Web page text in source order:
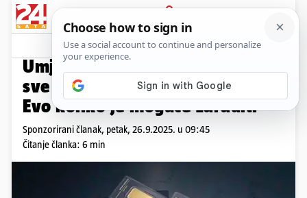
PRIJAVA
Promo sadržaj
Umjesto u nekretnine, Hrvati
sve češće investiraju u zlato.
Evo koliko je moguće zaraditi
Sponzorirani članak, petak, 26.9.2025. u 09:45
Čitanje članka: 6 min